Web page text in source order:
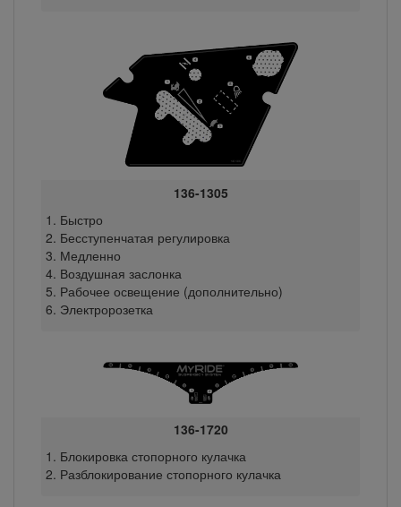
136-1305
Быстро
Бесступенчатая регулировка
Медленно
Воздушная заслонка
Рабочее освещение (дополнительно)
Электророзетка
136-1720
Блокировка стопорного кулачка
Разблокирование стопорного кулачка